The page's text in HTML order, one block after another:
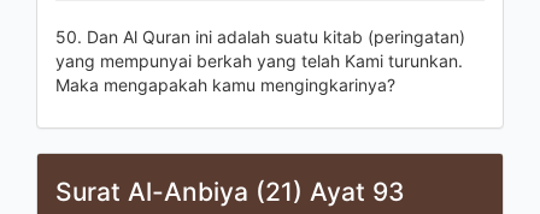
50. Dan Al Quran ini adalah suatu kitab (peringatan)
yang mempunyai berkah yang telah Kami turunkan.
Maka mengapakah kamu mengingkarinya?
Surat Al-Anbiya (21) Ayat 93